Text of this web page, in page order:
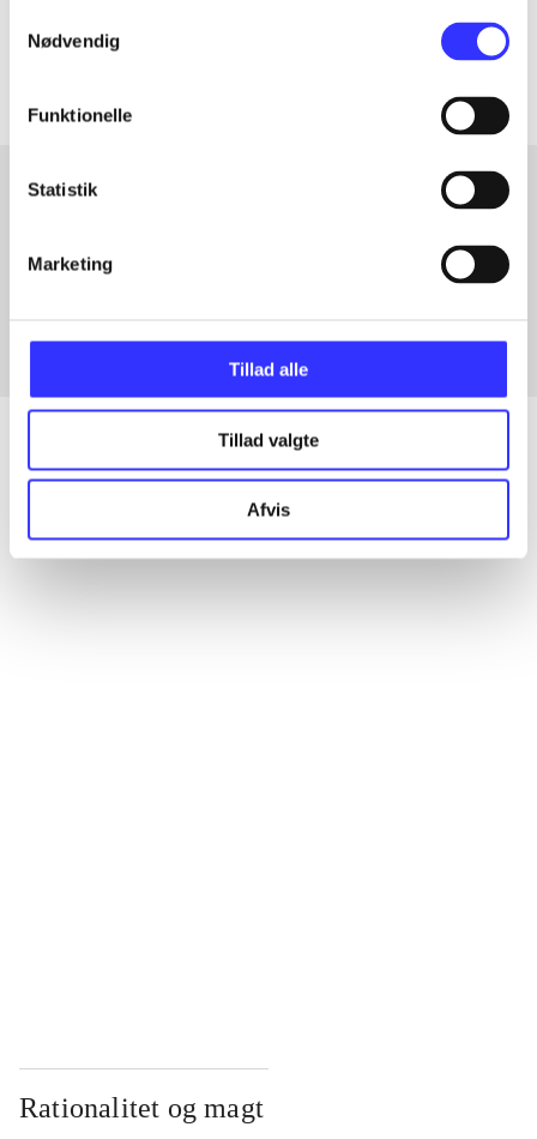
Nødvendig
Funktionelle
Statistik
Marketing
Tillad alle
Tillad valgte
Afvis
Artiklerne i
Fra
Alle registrerede artikler fordelt på udgivelser
Rationalitet og magt